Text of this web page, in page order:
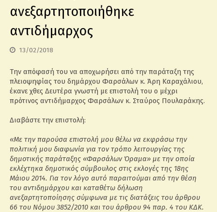
ανεξαρτητοποιήθηκε
αντιδήμαρχος
13/02/2018
Την απόφασή του να αποχωρήσει από την παράταξη της
πλειοψηφίας του δημάρχου Φαρσάλων κ. Άρη Καραχάλιου,
έκανε χθες Δευτέρα γνωστή με επιστολή του ο μέχρι
πρότινος αντιδήμαρχος Φαρσάλων κ. Σταύρος Πουλαράκης.
Διαβάστε την επιστολή:
«Με την παρούσα επιστολή μου θέλω να εκφράσω την
πολιτική μου διαφωνία για τον τρόπο λειτουργίας της
δημοτικής παράταξης «Φαρσάλων Όραμα» με την οποία
εκλέχτηκα δημοτικός σύμβουλος στις εκλογές της 18ης
Μάιου 2014. Για τον λόγο αυτό παραιτούμαι από την θέση
του αντιδημάρχου και καταθέτω δήλωση
ανεξαρτητοποίησης σύμφωνα με τις διατάξεις του άρθρου
66 του Νόμου 3852/2010 και του άρθρου 94 παρ. 4 του ΚΔΚ.